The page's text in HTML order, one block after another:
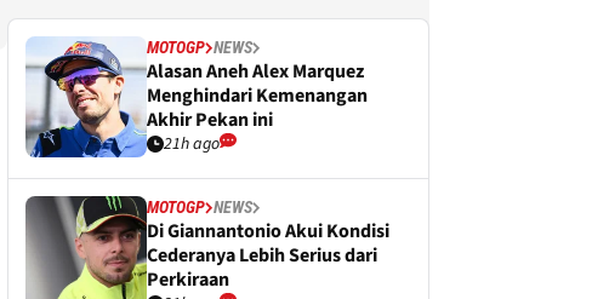
MOTOGP NEWS
Alasan Aneh Alex Marquez
Menghindari Kemenangan
Akhir Pekan ini
21h ago
MOTOGP NEWS
Di Giannantonio Akui Kondisi
Cederanya Lebih Serius dari
Perkiraan